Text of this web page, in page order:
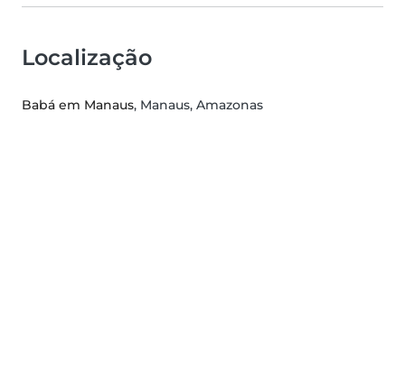
Localização
Babá em Manaus, Manaus, Amazonas